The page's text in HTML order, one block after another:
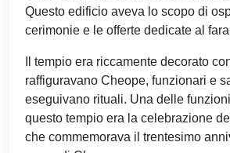
Questo edificio aveva lo scopo di
cerimonie e le offerte dedicate al
Il tempio era riccamente decorato
raffiguravano Cheope, funzionari e
eseguivano rituali. Una delle
questo tempio era la celebrazione
che commemorava il trentesimo